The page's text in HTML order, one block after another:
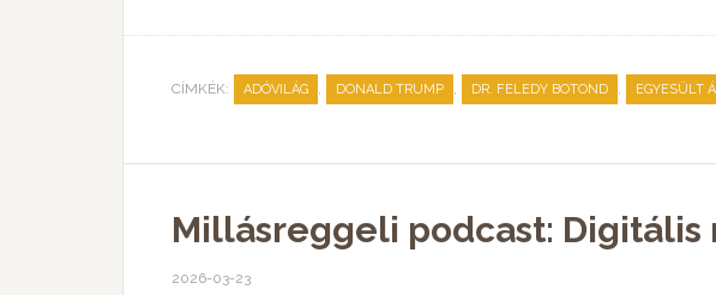
CÍMKÉK: ADÓVILÁG , DONALD TRUMP , DR. FELEDY BOTOND , EGYESÜLT
Millásreggeli podcast: Digitális
2026-03-23